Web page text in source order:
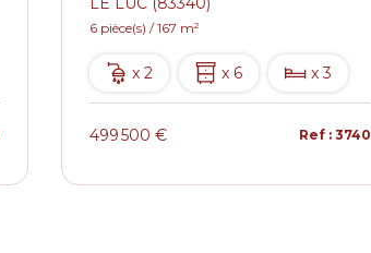
6 pièce(s) / 167 m²
x 2 x 6 x 3
499 500 € Ref : 3740